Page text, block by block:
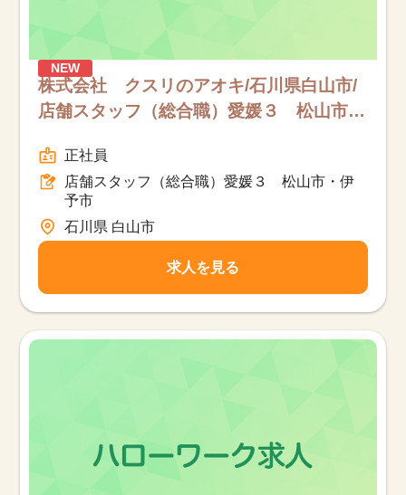
NEW
株式会社 クスリのアオキ/石川県白山市/
店舗スタッフ（総合職）愛媛３ 松山市・
正社員
店舗スタッフ（総合職）愛媛３ 松山市・伊
予市
石川県 白山市
求人を見る